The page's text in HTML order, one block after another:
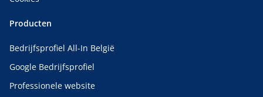
Producten
Bedrijfsprofiel All-In België
Google Bedrijfsprofiel
Professionele website